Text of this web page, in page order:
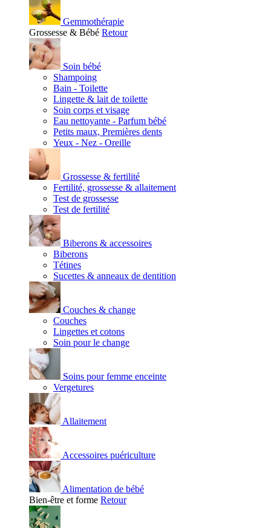
Gemmothérapie
Grossesse & Bébé Retour
Soin bébé
Shampoing
Bain - Toilette
Lingette & lait de toilette
Soin corps et visage
Eau nettoyante - Parfum bébé
Petits maux, Premières dents
Yeux - Nez - Oreille
Grossesse & fertilité
Fertilité, grossesse & allaitement
Test de grossesse
Test de fertilité
Biberons & accessoires
Biberons
Tétines
Sucettes & anneaux de dentition
Couches & change
Couches
Lingettes et cotons
Soin pour le change
Soins pour femme enceinte
Vergetures
Allaitement
Accessoires puériculture
Alimentation de bébé
Bien-être et forme Retour